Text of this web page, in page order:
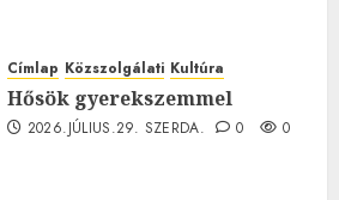
Címlap Közszolgálati Kultúra
Hősök gyerekszemmel
2026.JÚLIUS.29. SZERDA. 0 0